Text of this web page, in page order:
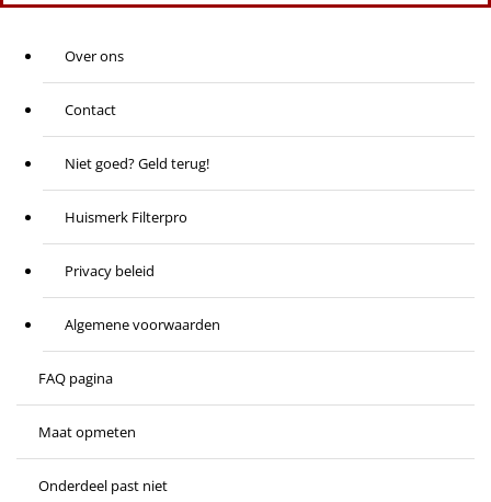
Over ons
Contact
Niet goed? Geld terug!
Huismerk Filterpro
Privacy beleid
Algemene voorwaarden
FAQ pagina
Maat opmeten
Onderdeel past niet